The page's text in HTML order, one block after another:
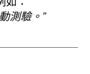
測驗。”